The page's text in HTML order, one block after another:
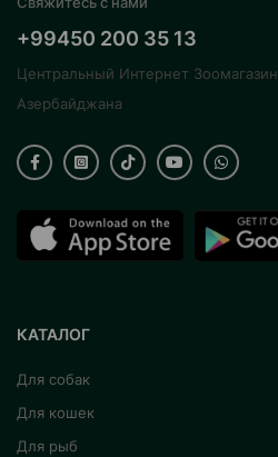
+99450 200 35 13
Центральный Интернет Зоомагазин
Азербайджана
КАТАЛОГ
Для собак
Для кошек
Для рыб